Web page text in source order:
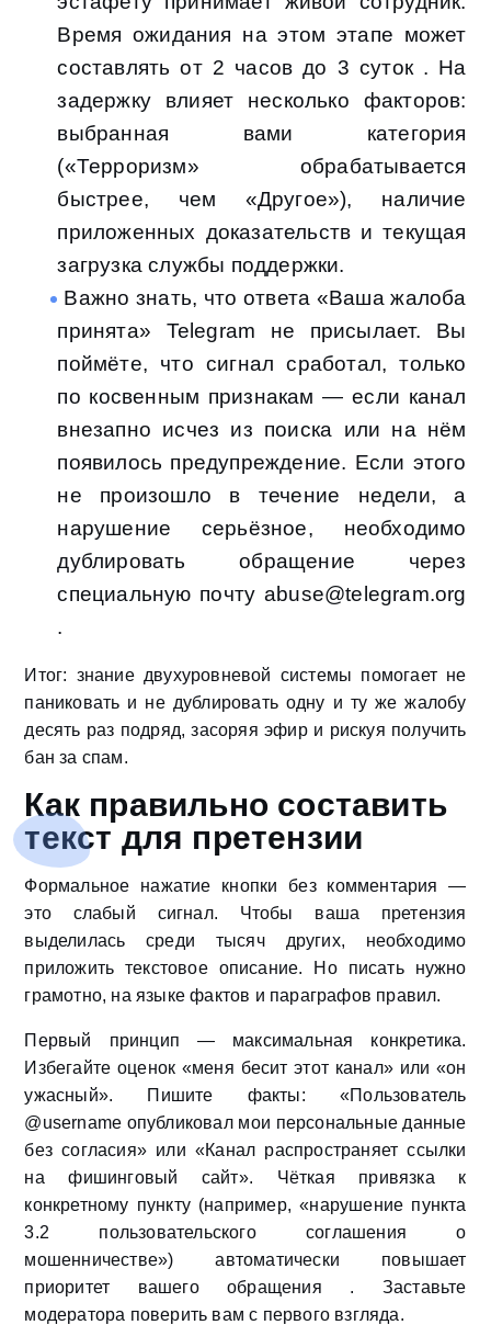
Время ожидания на этом этапе может
составлять от 2 часов до 3 суток . На
задержку влияет несколько факторов:
выбранная вами категория
(«Терроризм» обрабатывается
быстрее, чем «Другое»), наличие
приложенных доказательств и текущая
загрузка службы поддержки.
Важно знать, что ответа «Ваша жалоба
принята» Telegram не присылает. Вы
поймёте, что сигнал сработал, только
по косвенным признакам — если канал
внезапно исчез из поиска или на нём
появилось предупреждение. Если этого
не произошло в течение недели, а
нарушение серьёзное, необходимо
дублировать обращение через
специальную почту abuse@telegram.org
.
Итог: знание двухуровневой системы помогает не
паниковать и не дублировать одну и ту же жалобу
десять раз подряд, засоряя эфир и рискуя получить
бан за спам.
Как правильно составить
текст для претензии
Формальное нажатие кнопки без комментария —
это слабый сигнал. Чтобы ваша претензия
выделилась среди тысяч других, необходимо
приложить текстовое описание. Но писать нужно
грамотно, на языке фактов и параграфов правил.
Первый принцип — максимальная конкретика.
Избегайте оценок «меня бесит этот канал» или «он
ужасный». Пишите факты: «Пользователь
@username опубликовал мои персональные данные
без согласия» или «Канал распространяет ссылки
на фишинговый сайт». Чёткая привязка к
конкретному пункту (например, «нарушение пункта
3.2 пользовательского соглашения о
мошенничестве») автоматически повышает
приоритет вашего обращения . Заставьте
модератора поверить вам с первого взгляда.